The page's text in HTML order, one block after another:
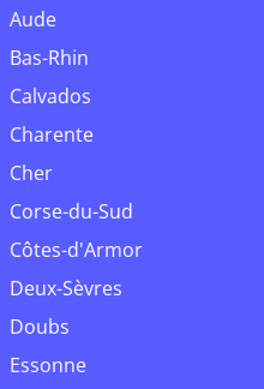
Aude
Bas-Rhin
Calvados
Charente
Cher
Corse-du-Sud
Côtes-d'Armor
Deux-Sèvres
Doubs
Essonne